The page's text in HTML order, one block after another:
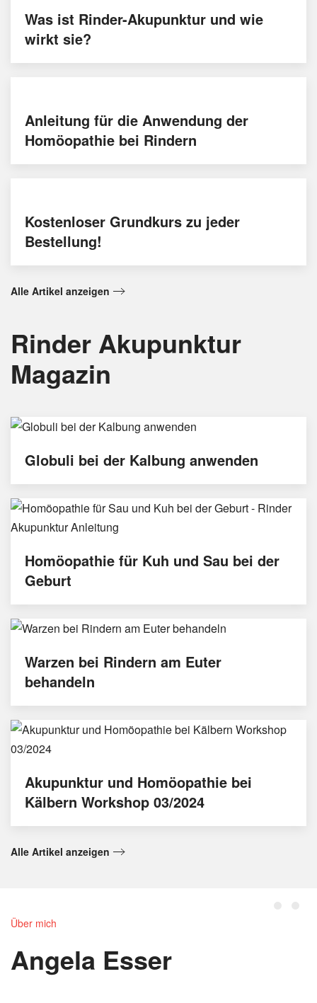
Was ist Rinder-Akupunktur und wie
wirkt sie?
Anleitung für die Anwendung der
Homöopathie bei Rindern
Kostenloser Grundkurs zu jeder
Bestellung!
Alle Artikel anzeigen
Rinder Akupunktur
Magazin
Globuli bei der Kalbung anwenden
Homöopathie für Kuh und Sau bei der
Geburt
Warzen bei Rindern am Euter
behandeln
Akupunktur und Homöopathie bei
Kälbern Workshop 03/2024
Alle Artikel anzeigen
Über mich
Angela Esser